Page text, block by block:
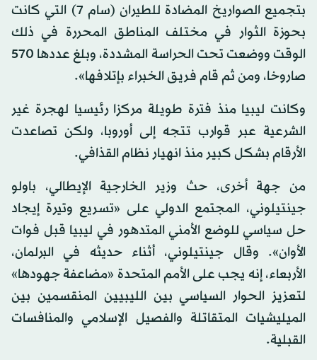
بتجميع الصواريخ المضادة للطيران (سام 7) التي كانت
بحوزة الثوار في مختلف المناطق المحررة في ذلك
الوقت ووضعت تحت الحراسة المشددة، وبلغ عددها 570
صاروخا، ومن ثم قام فريق الخبراء بإتلافها».
وكانت ليبيا منذ فترة طويلة مركزا رئيسيا لهجرة غير
الشرعية عبر قوارب تتجه إلى أوروبا، ولكن تصاعدت
الأرقام بشكل كبير منذ انهيار نظام القذافي.
من جهة أخرى، حث وزير الخارجية الإيطالي، باولو
جينتيلوني، المجتمع الدولي على «تسريع وتيرة إيجاد
حل سياسي للوضع الأمني المتدهور في ليبيا قبل فوات
الأوان». وقال جينتيلوني، أثناء حديثه في البرلمان،
الأربعاء، إنه يجب على الأمم المتحدة «مضاعفة جهودها»
لتعزيز الحوار السياسي بين الليبيين المنقسمين بين
الميليشيات المتقاتلة والفصيل الإسلامي والمنافسات
القبلية.